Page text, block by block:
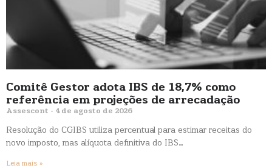
Comitê Gestor adota IBS de 18,7% como
referência em projeções de arrecadação
Assescont 4 de agosto de 2026
Resolução do CGIBS utiliza percentual para estimar receitas do
novo imposto, mas alíquota definitiva do IBS…
Leia mais »